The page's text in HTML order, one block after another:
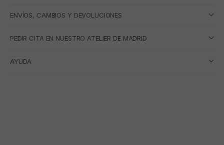
ENVÍOS, CAMBIOS Y DEVOLUCIONES
PEDIR CITA EN NUESTRO ATELIER DE MADRID
AYUDA